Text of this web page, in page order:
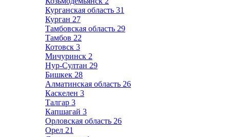
Курганская область 31
Курган 27
Тамбовская область 29
Тамбов 22
Котовск 3
Мичуринск 2
Нур-Султан 29
Бишкек 28
Алматинская область 26
Каскелен 3
Талгар 3
Капшагай 3
Орловская область 26
Орел 21